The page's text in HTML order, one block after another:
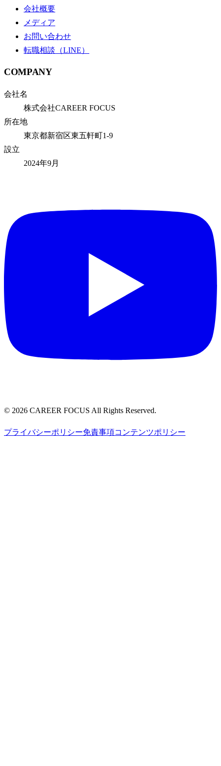
会社概要
メディア
お問い合わせ
転職相談（LINE）
COMPANY
会社名
株式会社CAREER FOCUS
所在地
東京都新宿区東五軒町1-9
設立
2024年9月
© 2026 CAREER FOCUS All Rights Reserved.
プライバシーポリシー免責事項コンテンツポリシー